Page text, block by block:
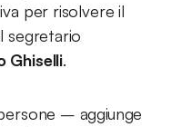
per risolvere il
segretario
Ghiselli.
– aggiunge